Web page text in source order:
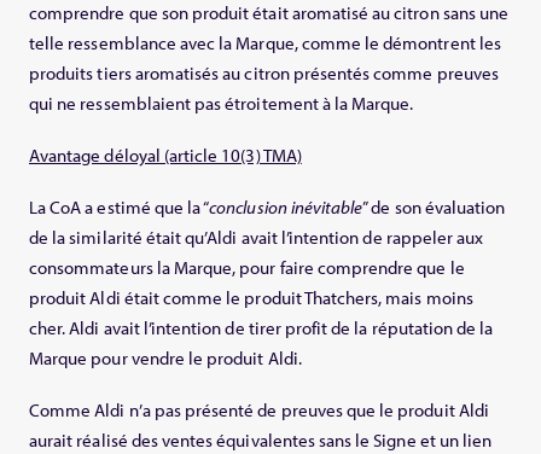
comprendre que son produit était aromatisé au citron sans une
telle ressemblance avec la Marque, comme le démontrent les
produits tiers aromatisés au citron présentés comme preuves
qui ne ressemblaient pas étroitement à la Marque.
Avantage déloyal (article 10(3) TMA)
La CoA a estimé que la “conclusion inévitable” de son évaluation
de la similarité était qu’Aldi avait l’intention de rappeler aux
consommateurs la Marque, pour faire comprendre que le
produit Aldi était comme le produit Thatchers, mais moins
cher. Aldi avait l’intention de tirer profit de la réputation de la
Marque pour vendre le produit Aldi.
Comme Aldi n’a pas présenté de preuves que le produit Aldi
aurait réalisé des ventes équivalentes sans le Signe et un lien